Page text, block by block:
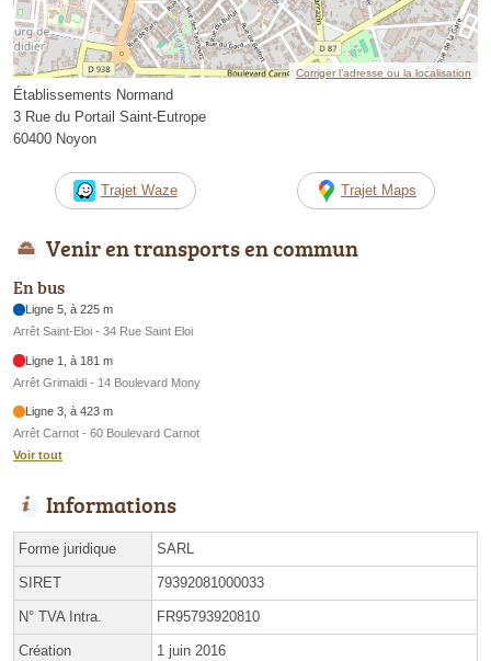
Corriger l’adresse ou la localisation
Établissements Normand
3 Rue du Portail Saint-Eutrope
60400 Noyon
Trajet Waze Trajet Maps
Venir en transports en commun
En bus
Ligne 5, à 225 m
Arrêt Saint-Eloi - 34 Rue Saint Eloi
Ligne 1, à 181 m
Arrêt Grimaldi - 14 Boulevard Mony
Ligne 3, à 423 m
Arrêt Carnot - 60 Boulevard Carnot
Voir tout
Informations
Forme juridique SARL
SIRET 79392081000033
N° TVA Intra. FR95793920810
Création 1 juin 2016